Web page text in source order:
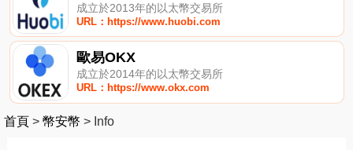
成立於2013年的以太幣交易所
URL：https://www.huobi.com
歐易OKX
成立於2014年的以太幣交易所
URL：https://www.okx.com
首頁 > 幣安幣 > Info